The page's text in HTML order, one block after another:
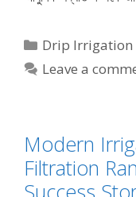
Categories
Drip Irrigation
Leave a
Modern
Filtration
Success